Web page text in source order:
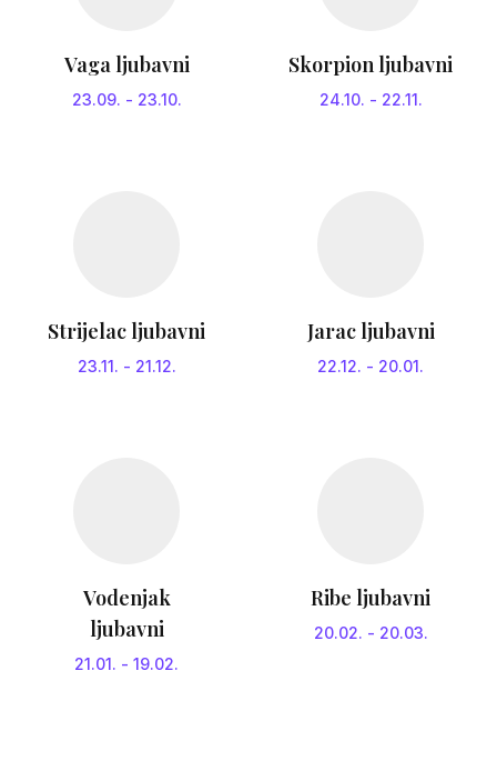
Vaga ljubavni
23.09. - 23.10.
Skorpion ljubavni
24.10. - 22.11.
Strijelac ljubavni
23.11. - 21.12.
Jarac ljubavni
22.12. - 20.01.
Vodenjak
ljubavni
21.01. - 19.02.
Ribe ljubavni
20.02. - 20.03.